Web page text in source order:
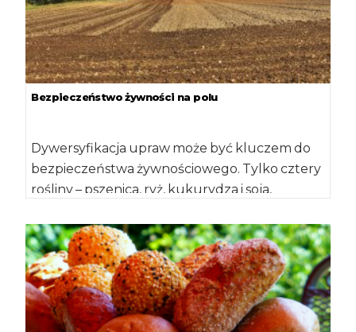
Bezpieczeństwo żywności na polu
Dywersyfikacja upraw może być kluczem do
bezpieczeństwa żywnościowego. Tylko cztery
rośliny – pszenica, ryż, kukurydza i soja,